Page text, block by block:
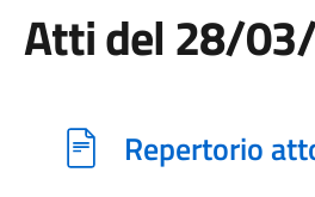
Atti del 28/
Repertorio